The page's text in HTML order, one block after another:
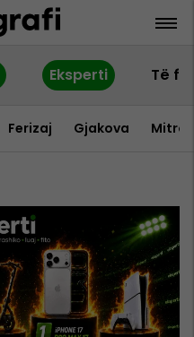
Eksperti Të
Ferizaj Gjakova